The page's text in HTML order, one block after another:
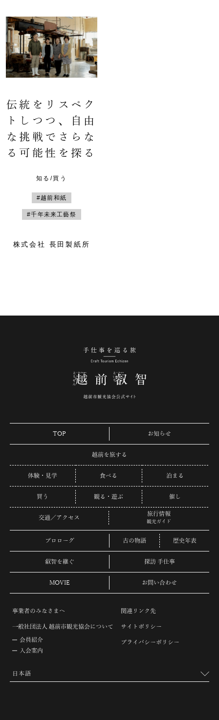
伝統をリスペク
トしつつ、自由
な挑戦でさらな
る可能性を探る
知る/買う
#越前和紙
#千年未来工藝祭
株式会社 長田製紙所
TOP お知らせ
越前を旅する
体験・見学 食べる 泊まる
買う 観る・遊ぶ 催し
交通／アクセス
旅行情報
観光ガイド
プロローグ 古の物語 歴史年表
叡智を継ぐ 探訪 手仕事
MOVIE お問い合わせ
事業者のみなさまへ
一般社団法人 越前市観光協会について
会員紹介
入会案内
関連リンク先
サイトポリシー
プライバシーポリシー